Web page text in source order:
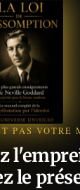
PAS VOTRE
le